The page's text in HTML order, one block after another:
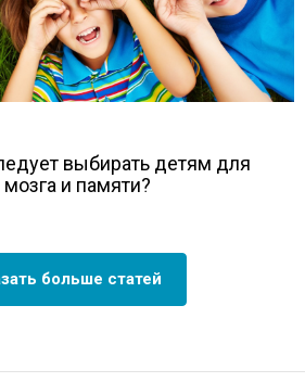
выбирать детям для
и памяти?
больше статей